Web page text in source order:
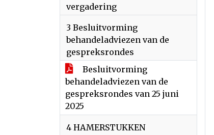
vergadering
3 Besluitvorming
behandeladviezen van de
gespreksrondes
Besluitvorming
behandeladviezen van de
gespreksrondes van 25 juni
2025
4 HAMERSTUKKEN